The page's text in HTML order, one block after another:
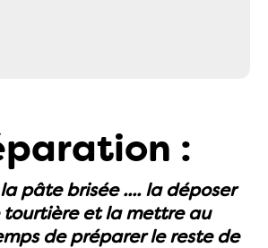
:
pâte brisée .... la déposer
tourtière et la mettre au
de préparer le reste de